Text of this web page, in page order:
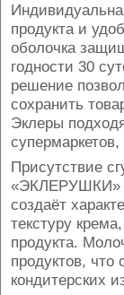
продукта и
оболочка
годности 30
решение
сохранить
Эклеры
Присутствие
«ЭКЛЕРУШКИ»
создаёт
текстуру
продукта.
продуктов, что
кондитерских